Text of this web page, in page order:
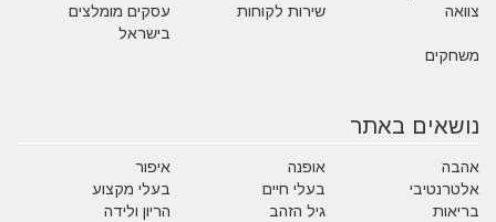
צוואה
שירות לקוחות
עסקים מומלצים
בישראל
משחקים
נושאים באתר
אהבה אופנה
איפור
אלטרנטיבי
בעלי חיים
בעלי מקצוע
בריאות
גיל הזהב
הריון ולידה